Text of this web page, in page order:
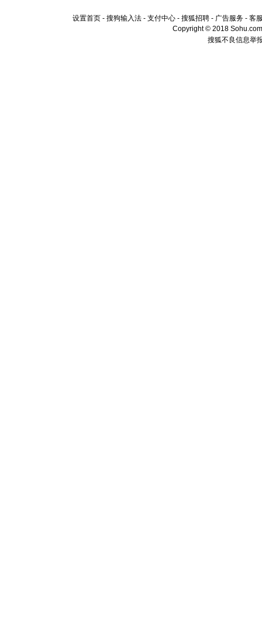
设置首页 - 搜狗输入法 - 支付中心 - 搜狐招聘 - 广告服务 - 客
Copyright © 2018
搜狐不良信息举